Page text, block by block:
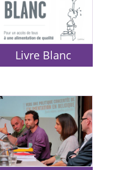
Livre Blanc